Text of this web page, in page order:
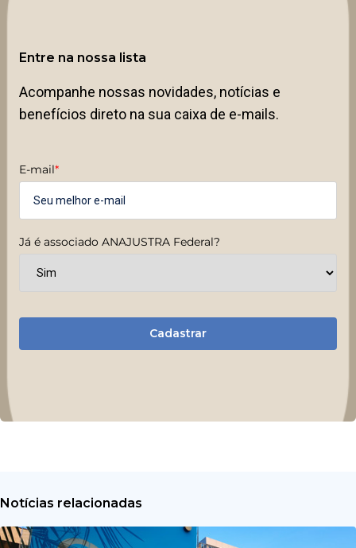
Entre na nossa lista
Acompanhe nossas novidades, notícias e
benefícios direto na sua caixa de e-mails.
E-mail*
Já é associado ANAJUSTRA Federal?
Cadastrar
Notícias relacionadas